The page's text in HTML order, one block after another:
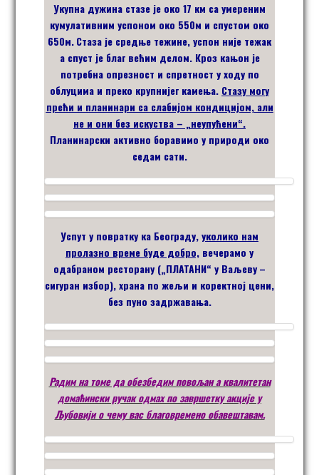
Укупна дужина стазе је око 17 км са умереним
кумулативним успоном око 550м и спустом око
650м.Стаза је средње тежине, успон није тежак
а спуст је благ већим делом. Кроз кањон је
потребна опрезност и спретност у ходу по
облуцима и преко крупнијег камења. Стазу могу
прећи и планинари са слабијом кондицијом, али
не и они без искуства – „неупућени“.
Планинарски активно боравимо у природи око
седам сати.
Успут у повратку ка Београду,уколико нам
пролазно време буде добро, вечерамо у
одабраном ресторану („ПЛАТАНИ“ у Ваљеву–
сигуран избор), храна по жељи и коректној цени,
без пуно задржавања.
Радим на томе да обезбедим повољан а квалитетан
домаћински ручак одмах по завршетку акције у
Љубовији о чему вас благовремено обавештавам.